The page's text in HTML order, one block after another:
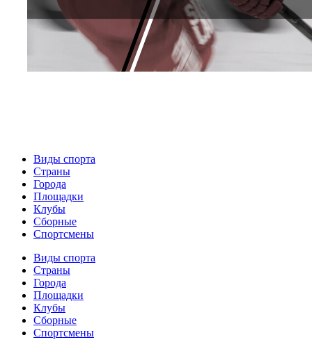
Виды спорта
Страны
Города
Площадки
Клубы
Сборные
Спортсмены
Виды спорта
Страны
Города
Площадки
Клубы
Сборные
Спортсмены